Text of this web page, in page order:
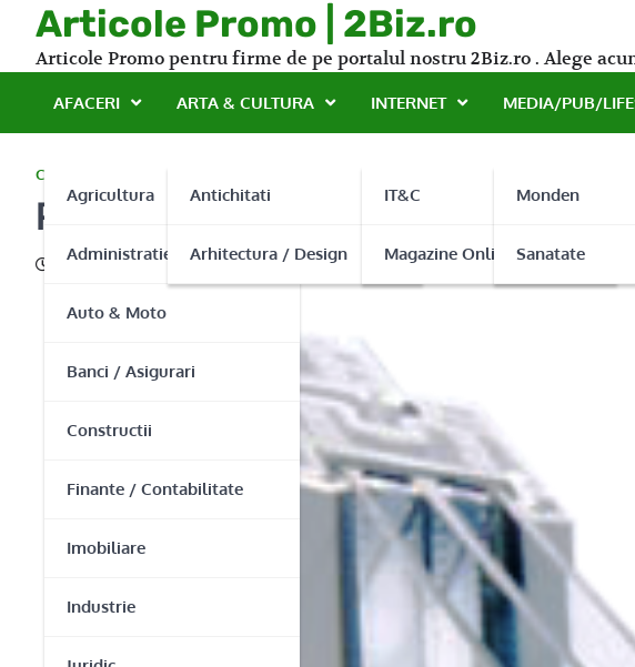
content
Articole Promo | 2Biz.ro
Articole Promo pentru firme de pe portalul nostru 2Biz.ro . Alege
AFACERI
Agricultura
Administratie Publica
Auto & Moto
Banci / Asigurari
Constructii
Finante / Contabilitate
Imobiliare
Industrie
ARTA & CULTURA
Antichitati
Arhitectura / Design
INTERNET
IT&C
Magazine Online
MEDIA/PUB/
Monden
Sanatate
CONSTRUCTII
Reparatii termopane bucuresti
12/02/2016